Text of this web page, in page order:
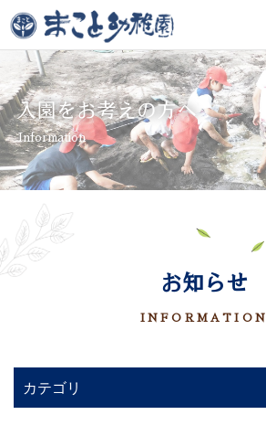
入園をお考えの方へ
Information
お知らせ
INFORMATION
カテゴリ